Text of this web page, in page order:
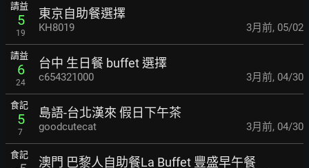
請益
5
19
東京自助餐選擇
KH8019 3月前, 05/02
請益
6
24
台中 生日餐 buffet 選擇
c654321000 3月前, 04/30
食記
5
7
島語-台北漢來 假日下午茶
goodcutecat 3月前, 04/30
食記 澳門 巴黎人自助餐La Buffet 豐盛早午餐